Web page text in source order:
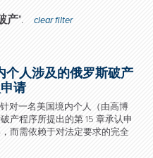
产". clear filter
个人涉及的俄罗斯破产
请
对一名美国境内个人（由高博
产程序所提出的第 15 章承认申
而需依赖于对法定要求的完全